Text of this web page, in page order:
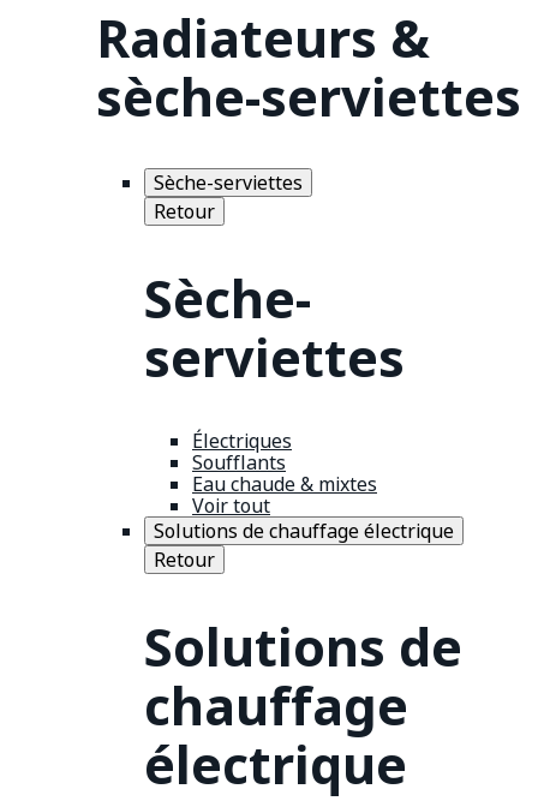
Radiateurs &
sèche-serviettes
Sèche-serviettes
Retour
Sèche-
serviettes
Électriques
Soufflants
Eau chaude & mixtes
Voir tout
Solutions de chauffage électrique
Retour
Solutions de
chauffage
électrique